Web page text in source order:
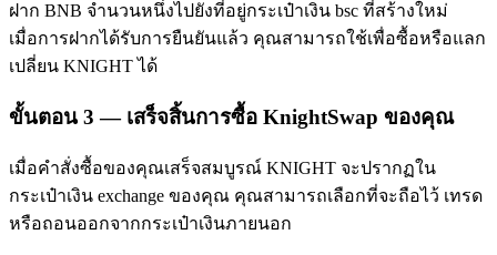
การแนะนำ
ฝาก BNB จำนวนหนึ่งไปยังที่อยู่กระเป๋าเงิน bsc ที่สร้างใหม่
เมื่อการฝากได้รับการยืนยันแล้ว คุณสามารถใช้เพื่อซื้อหรือแลก
เปลี่ยน KNIGHT ได้
ขั้นตอน 3 — เสร็จสิ้นการซื้อ KnightSwap ของคุณ
เมื่อคำสั่งซื้อของคุณเสร็จสมบูรณ์ KNIGHT จะปรากฏใน
กระเป๋าเงิน exchange ของคุณ คุณสามารถเลือกที่จะถือไว้ เทรด
หรือถอนออกจากกระเป๋าเงินภายนอก